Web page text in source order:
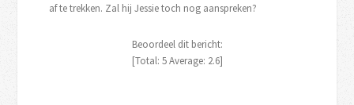
af te trekken. Zal hij Jessie toch nog aanspreken?
Beoordeel dit bericht:
[Total: 5Average: 2.6]